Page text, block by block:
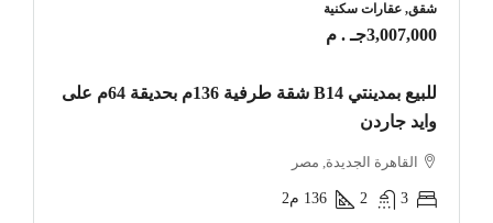
شقق, عقارات سكنية
3,007,000جـ . م
للبيع بمدينتي B14 شقة طرفية 136م بحديقة 64م على
وايد جاردن
القاهرة الجديدة, مصر
3
2
136 م2